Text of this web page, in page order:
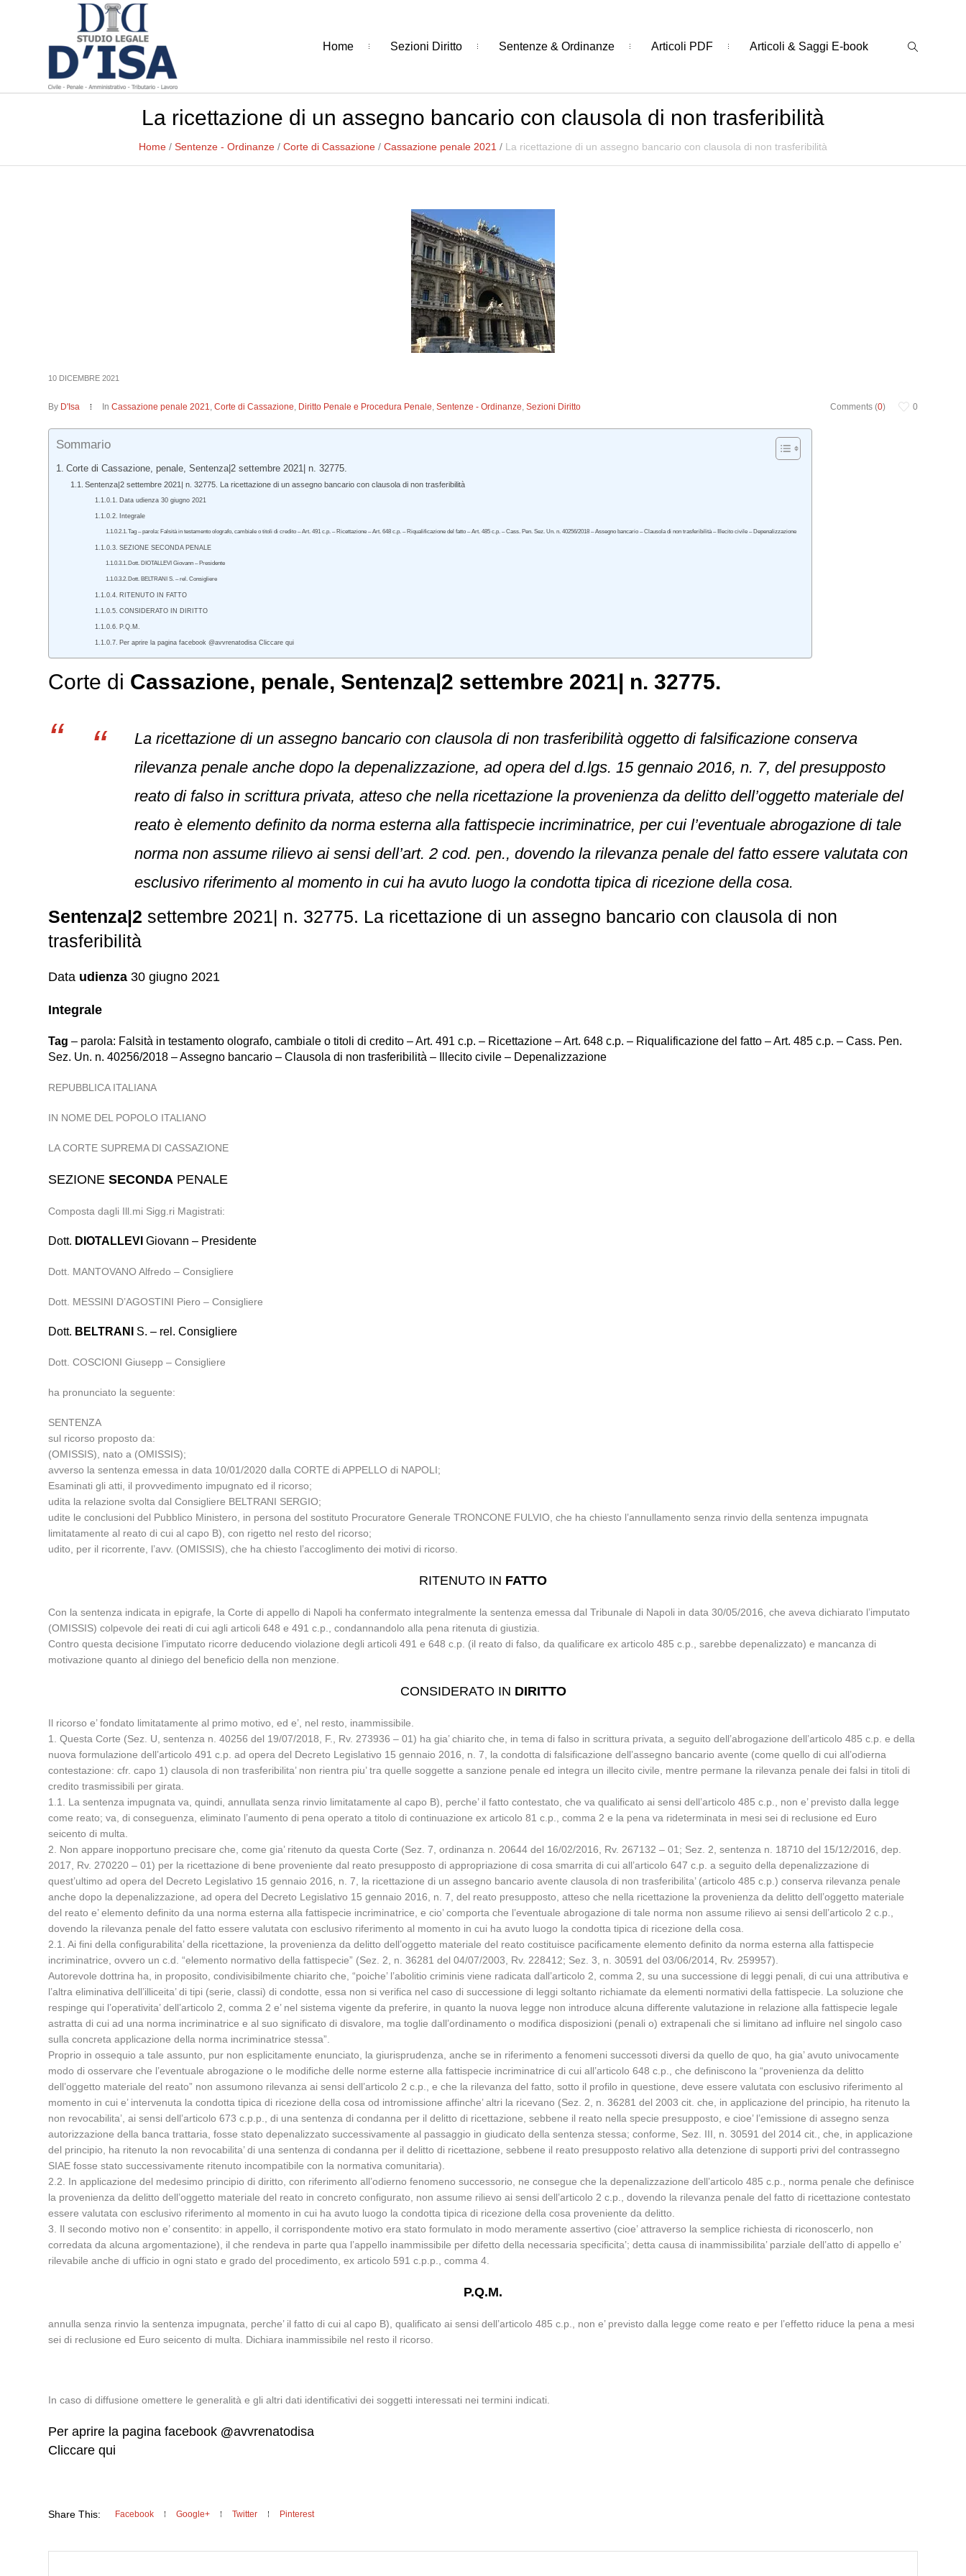
Home Sezioni Diritto Sentenze & Ordinanze Articoli PDF Articoli & Saggi E-book
La ricettazione di un assegno bancario con clausola di non trasferibilità
Home / Sentenze - Ordinanze / Corte di Cassazione / Cassazione penale 2021 / La ricettazione di un assegno bancario con clausola di non trasferibilità
10 DICEMBRE 2021
Comments (0) 0
By D'Isa InCassazione penale 2021,Corte di Cassazione, Diritto Penale e Procedura Penale,Sentenze - Ordinanze,Sezioni Diritto
Sommario
Corte di Cassazione, penale, Sentenza|2 settembre 2021| n. 32775.
Sentenza|2 settembre 2021| n. 32775. La ricettazione di un assegno bancario con clausola di non trasferibilità
Data udienza 30 giugno 2021
Integrale
Tag – parola: Falsità in testamento olografo, cambiale o titoli di credito – Art. 491 c.p. – Ricettazione – Art. 648 c.p. – Riqualificazione del fatto – Art. 485 c.p. – Cass. Pen. Sez. Un. n. 40256/2018 – Assegno bancario – Clausola di non trasferibilità – Illecito civile – Depenalizzazione
SEZIONE SECONDA PENALE
Dott. DIOTALLEVI Giovann – Presidente
Dott. BELTRANI S. – rel. Consigliere
RITENUTO IN FATTO
CONSIDERATO IN DIRITTO
P.Q.M.
Per aprire la pagina facebook @avvrenatodisa Cliccare qui
Corte di Cassazione, penale, Sentenza|2 settembre 2021| n. 32775.
La ricettazione di un assegno bancario con clausola di non trasferibilità oggetto di falsificazione conserva
rilevanza penale anche dopo la depenalizzazione, ad opera del d.lgs. 15 gennaio 2016, n. 7, del presupposto
reato di falso in scrittura privata, atteso che nella ricettazione la provenienza da delitto dell’oggetto materiale del
reato è elemento definito da norma esterna alla fattispecie incriminatrice, per cui l’eventuale abrogazione di tale
norma non assume rilievo ai sensi dell’art. 2 cod. pen., dovendo la rilevanza penale del fatto essere valutata con
esclusivo riferimento al momento in cui ha avuto luogo la condotta tipica di ricezione della cosa.
Sentenza|2 settembre 2021| n. 32775. La ricettazione di un assegno bancario con clausola di non
trasferibilità
Data udienza 30 giugno 2021
Integrale
Tag – parola: Falsità in testamento olografo, cambiale o titoli di credito – Art. 491 c.p. – Ricettazione – Art. 648 c.p. – Riqualificazione del fatto – Art. 485 c.p. – Cass. Pen.
Sez. Un. n. 40256/2018 – Assegno bancario – Clausola di non trasferibilità – Illecito civile – Depenalizzazione
REPUBBLICA ITALIANA
IN NOME DEL POPOLO ITALIANO
LA CORTE SUPREMA DI CASSAZIONE
SEZIONESECONDA PENALE
Composta dagli Ill.mi Sigg.ri Magistrati:
Dott. DIOTALLEVI Giovann – Presidente
Dott. MANTOVANO Alfredo – Consigliere
Dott. MESSINI D’AGOSTINI Piero – Consigliere
Dott. BELTRANI S. – rel. Consigliere
Dott. COSCIONI Giusepp – Consigliere
ha pronunciato la seguente:
SENTENZA
sul ricorso proposto da:
(OMISSIS), nato a (OMISSIS);
avverso la sentenza emessa in data 10/01/2020 dalla CORTE di APPELLO di NAPOLI;
Esaminati gli atti, il provvedimento impugnato ed il ricorso;
udita la relazione svolta dal Consigliere BELTRANI SERGIO;
udite le conclusioni del Pubblico Ministero, in persona del sostituto Procuratore Generale TRONCONE FULVIO, che ha chiesto l’annullamento senza rinvio della sentenza impugnata
limitatamente al reato di cui al capo B), con rigetto nel resto del ricorso;
udito, per il ricorrente, l’avv. (OMISSIS), che ha chiesto l’accoglimento dei motivi di ricorso.
RITENUTO IN FATTO
Con la sentenza indicata in epigrafe, la Corte di appello di Napoli ha confermato integralmente la sentenza emessa dal Tribunale di Napoli in data 30/05/2016, che aveva dichiarato l’imputato
(OMISSIS) colpevole dei reati di cui agli articoli 648 e 491 c.p., condannandolo alla pena ritenuta di giustizia.
Contro questa decisione l’imputato ricorre deducendo violazione degli articoli 491 e 648 c.p. (il reato di falso, da qualificare ex articolo 485 c.p., sarebbe depenalizzato) e mancanza di
motivazione quanto al diniego del beneficio della non menzione.
CONSIDERATO IN DIRITTO
Il ricorso e’ fondato limitatamente al primo motivo, ed e’, nel resto, inammissibile.
1. Questa Corte (Sez. U, sentenza n. 40256 del 19/07/2018, F., Rv. 273936 – 01) ha gia’ chiarito che, in tema di falso in scrittura privata, a seguito dell’abrogazione dell’articolo 485 c.p. e della
nuova formulazione dell’articolo 491 c.p. ad opera del Decreto Legislativo 15 gennaio 2016, n. 7, la condotta di falsificazione dell’assegno bancario avente (come quello di cui all’odierna
contestazione: cfr. capo 1) clausola di non trasferibilita’ non rientra piu’ tra quelle soggette a sanzione penale ed integra un illecito civile, mentre permane la rilevanza penale dei falsi in titoli di
credito trasmissibili per girata.
1.1. La sentenza impugnata va, quindi, annullata senza rinvio limitatamente al capo B), perche’ il fatto contestato, che va qualificato ai sensi dell’articolo 485 c.p., non e’ previsto dalla legge
come reato; va, di conseguenza, eliminato l’aumento di pena operato a titolo di continuazione ex articolo 81 c.p., comma 2 e la pena va rideterminata in mesi sei di reclusione ed Euro
seicento di multa.
2. Non appare inopportuno precisare che, come gia’ ritenuto da questa Corte (Sez. 7, ordinanza n. 20644 del 16/02/2016, Rv. 267132 – 01; Sez. 2, sentenza n. 18710 del 15/12/2016, dep.
2017, Rv. 270220 – 01) per la ricettazione di bene proveniente dal reato presupposto di appropriazione di cosa smarrita di cui all’articolo 647 c.p. a seguito della depenalizzazione di
quest’ultimo ad opera del Decreto Legislativo 15 gennaio 2016, n. 7, la ricettazione di un assegno bancario avente clausola di non trasferibilita’ (articolo 485 c.p.) conserva rilevanza penale
anche dopo la depenalizzazione, ad opera del Decreto Legislativo 15 gennaio 2016, n. 7, del reato presupposto, atteso che nella ricettazione la provenienza da delitto dell’oggetto materiale
del reato e’ elemento definito da una norma esterna alla fattispecie incriminatrice, e cio’ comporta che l’eventuale abrogazione di tale norma non assume rilievo ai sensi dell’articolo 2 c.p.,
dovendo la rilevanza penale del fatto essere valutata con esclusivo riferimento al momento in cui ha avuto luogo la condotta tipica di ricezione della cosa.
2.1. Ai fini della configurabilita’ della ricettazione, la provenienza da delitto dell’oggetto materiale del reato costituisce pacificamente elemento definito da norma esterna alla fattispecie
incriminatrice, ovvero un c.d. “elemento normativo della fattispecie” (Sez. 2, n. 36281 del 04/07/2003, Rv. 228412; Sez. 3, n. 30591 del 03/06/2014, Rv. 259957).
Autorevole dottrina ha, in proposito, condivisibilmente chiarito che, “poiche’ l’abolitio criminis viene radicata dall’articolo 2, comma 2, su una successione di leggi penali, di cui una attributiva e
l’altra eliminativa dell’illiceita’ di tipi (serie, classi) di condotte, essa non si verifica nel caso di successione di leggi soltanto richiamate da elementi normativi della fattispecie. La soluzione che
respinge qui l’operativita’ dell’articolo 2, comma 2 e’ nel sistema vigente da preferire, in quanto la nuova legge non introduce alcuna differente valutazione in relazione alla fattispecie legale
astratta di cui ad una norma incriminatrice e al suo significato di disvalore, ma toglie dall’ordinamento o modifica disposizioni (penali o) extrapenali che si limitano ad influire nel singolo caso
sulla concreta applicazione della norma incriminatrice stessa”.
Proprio in ossequio a tale assunto, pur non esplicitamente enunciato, la giurisprudenza, anche se in riferimento a fenomeni successoti diversi da quello de quo, ha gia’ avuto univocamente
modo di osservare che l’eventuale abrogazione o le modifiche delle norme esterne alla fattispecie incriminatrice di cui all’articolo 648 c.p., che definiscono la “provenienza da delitto
dell’oggetto materiale del reato” non assumono rilevanza ai sensi dell’articolo 2 c.p., e che la rilevanza del fatto, sotto il profilo in questione, deve essere valutata con esclusivo riferimento al
momento in cui e’ intervenuta la condotta tipica di ricezione della cosa od intromissione affinche’ altri la ricevano (Sez. 2, n. 36281 del 2003 cit. che, in applicazione del principio, ha ritenuto la
non revocabilita’, ai sensi dell’articolo 673 c.p.p., di una sentenza di condanna per il delitto di ricettazione, sebbene il reato nella specie presupposto, e cioe’ l’emissione di assegno senza
autorizzazione della banca trattaria, fosse stato depenalizzato successivamente al passaggio in giudicato della sentenza stessa; conforme, Sez. III, n. 30591 del 2014 cit., che, in applicazione
del principio, ha ritenuto la non revocabilita’ di una sentenza di condanna per il delitto di ricettazione, sebbene il reato presupposto relativo alla detenzione di supporti privi del contrassegno
SIAE fosse stato successivamente ritenuto incompatibile con la normativa comunitaria).
2.2. In applicazione del medesimo principio di diritto, con riferimento all’odierno fenomeno successorio, ne consegue che la depenalizzazione dell’articolo 485 c.p., norma penale che definisce
la provenienza da delitto dell’oggetto materiale del reato in concreto configurato, non assume rilievo ai sensi dell’articolo 2 c.p., dovendo la rilevanza penale del fatto di ricettazione contestato
essere valutata con esclusivo riferimento al momento in cui ha avuto luogo la condotta tipica di ricezione della cosa proveniente da delitto.
3. Il secondo motivo non e’ consentito: in appello, il corrispondente motivo era stato formulato in modo meramente assertivo (cioe’ attraverso la semplice richiesta di riconoscerlo, non
corredata da alcuna argomentazione), il che rendeva in parte qua l’appello inammissibile per difetto della necessaria specificita’; detta causa di inammissibilita’ parziale dell’atto di appello e’
rilevabile anche di ufficio in ogni stato e grado del procedimento, ex articolo 591 c.p.p., comma 4.
P.Q.M.
annulla senza rinvio la sentenza impugnata, perche’ il fatto di cui al capo B), qualificato ai sensi dell’articolo 485 c.p., non e’ previsto dalla legge come reato e per l’effetto riduce la pena a mesi
sei di reclusione ed Euro seicento di multa. Dichiara inammissibile nel resto il ricorso.
In caso di diffusione omettere le generalità e gli altri dati identificativi dei soggetti interessati nei termini indicati.
Per aprire la pagina facebook @avvrenatodisa
Cliccare qui
Share This: Facebook Google+ Twitter Pinterest